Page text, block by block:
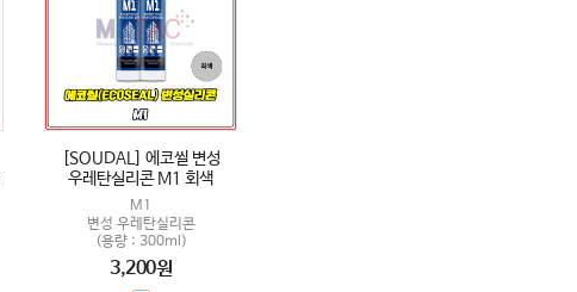
[SOUDAL] 에코씰 변성
우레탄실리콘 M1 회색
M1
변성 우레탄실리콘
(용량 : 300ml)
3,200원